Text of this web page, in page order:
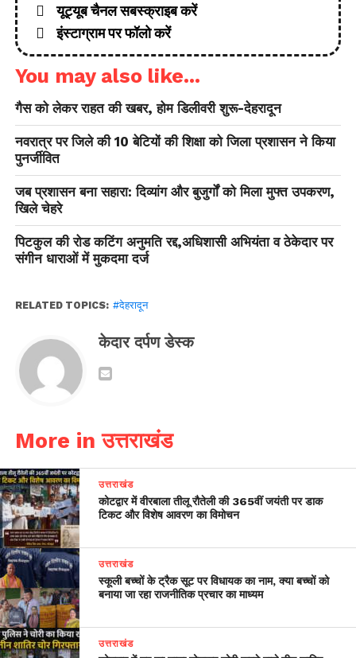
यूट्यूब चैनल सबस्क्राइब करें
इंस्टाग्राम पर फॉलो करें
You may also like...
गैस को लेकर राहत की खबर, होम डिलीवरी शुरू-देहरादून
नवरात्र पर जिले की 10 बेटियों की शिक्षा को जिला प्रशासन ने किया
पुनर्जीवित
जब प्रशासन बना सहारा: दिव्यांग और बुजुर्गों को मिला मुफ्त उपकरण,
खिले चेहरे
पिटकुल की रोड कटिंग अनुमति रद्द,अधिशासी अभियंता व ठेकेदार पर
संगीन धाराओं में मुकदमा दर्ज
RELATED TOPICS: #देहरादून
केदार दर्पण डेस्क
More in उत्तराखंड
उत्तराखंड
कोटद्वार में वीरबाला तीलू रौतेली की 365वीं जयंती पर डाक
टिकट और विशेष आवरण का विमोचन
उत्तराखंड
स्कूली बच्चों के ट्रैक सूट पर विधायक का नाम, क्या बच्चों को
बनाया जा रहा राजनीतिक प्रचार का माध्यम
उत्तराखंड